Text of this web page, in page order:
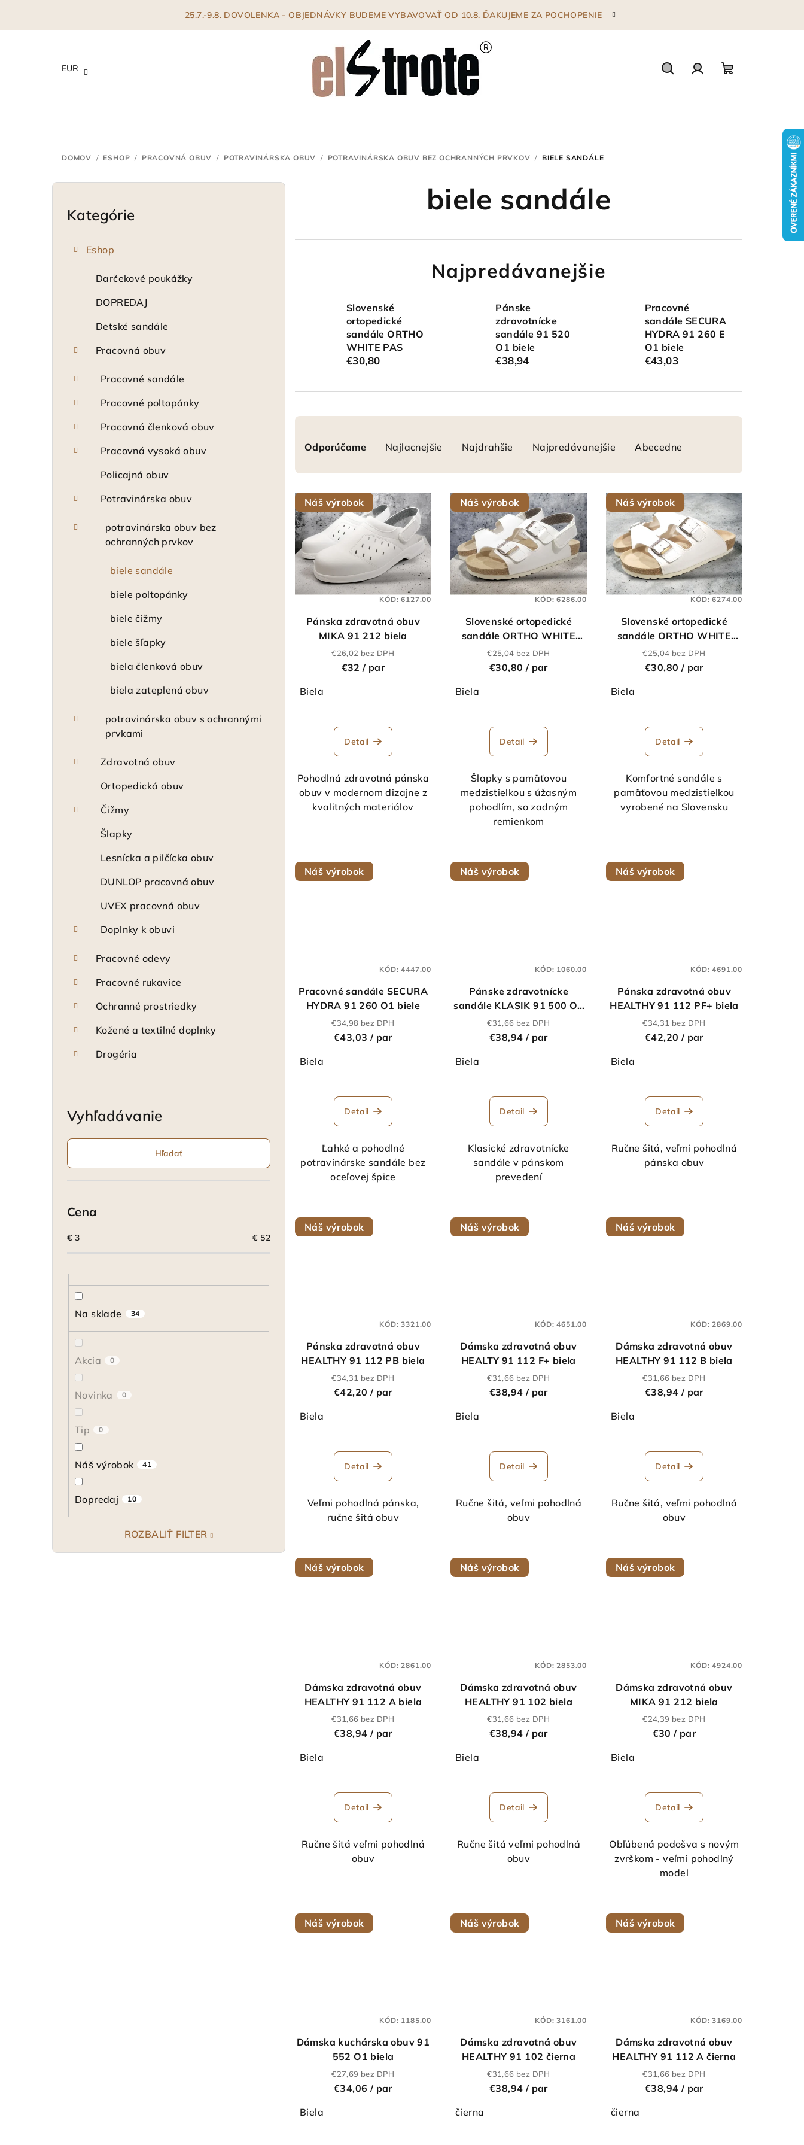
25.7.-9.8. DOVOLENKA - OBJEDNÁVKY BUDEME VYBAVOVAŤ OD 10.8. ĎAKUJEME ZA POCHOPENIE
EUR
DOMOV / ESHOP / PRACOVNÁ OBUV / POTRAVINÁRSKA OBUV / POTRAVINÁRSKA OBUV BEZ OCHRANNÝCH PRVKOV / BIELE SANDÁLE
B
Preskočiť
kategórie
Kategórie
Eshop
Darčekové poukážky
DOPREDAJ
Detské sandále
Pracovná obuv
Pracovné sandále
Pracovné poltopánky
Pracovná členková obuv
Pracovná vysoká obuv
Policajná obuv
Potravinárska obuv
potravinárska obuv bez
ochranných prvkov
biele sandále
biele poltopánky
biele čižmy
biele šľapky
biela členková obuv
biela zateplená obuv
potravinárska obuv s ochrannými
prvkami
Zdravotná obuv
Ortopedická obuv
Čižmy
Šlapky
Lesnícka a pilčícka obuv
DUNLOP pracovná obuv
UVEX pracovná obuv
Doplnky k obuvi
Pracovné odevy
Pracovné rukavice
Ochranné prostriedky
Kožené a textilné doplnky
Drogéria
Vyhľadávanie
Hľadať
Cena
€ 3 € 52
Na sklade 34
Akcia 0
Novinka 0
Tip 0
Náš výrobok 41
Dopredaj 10
ROZBALIŤ FILTER
biele sandále
Najpredávanejšie
Slovenské
ortopedické
sandále ORTHO
WHITE PAS
€30,80
Pánske
zdravotnícke
sandále 91 520
O1 biele
€38,94
Pracovné
sandále SECURA
HYDRA 91 260 E
O1 biele
€43,03
a
d
e
n
i
e
p
u
v
Odporúčame Najlacnejšie Najdrahšie Najpredávanejšie Abecedne
V
ý
p
i
s
u
v
Náš výrobok
Pánska zdravotná obuv
MIKA 91 212 biela
€26,02 bez DPH
€32/ par
Biela
Detail
Pohodlná zdravotná pánska
obuv v modernom dizajne z
kvalitných materiálov
KÓD:6127.00
Náš výrobok
Slovenské ortopedické
sandále ORTHO WHITE
PAS
€25,04 bez DPH
€30,80 / par
Biela
hodnotenie
produktu
je
5,0
5
hviezdičiek.
Detail
Šlapky s pamäťovou
medzistielkou s úžasným
pohodlím, so zadným
remienkom
KÓD:6286.00
Náš výrobok
Slovenské ortopedické
sandále ORTHO WHITE
MICRO
€25,04 bez DPH
€30,80 / par
Biela
hodnotenie
produktu
je
5,0
z
5
Detail
Komfortné sandále s
pamäťovou medzistielkou
vyrobené na Slovensku
KÓD:6274.00
Náš výrobok
Pracovné sandále SECURA
HYDRA 91 260 O1 biele
€34,98 bez DPH
€43,03 / par
Biela
Detail
Ľahké a pohodlné
potravinárske sandále bez
oceľovej špice
KÓD:4447.00
Náš výrobok
Pánske zdravotnícke
sandále KLASIK 91 500 O1
biele
€31,66 bez DPH
€38,94 / par
Biela
Detail
Klasické zdravotnícke
sandále v pánskom
prevedení
KÓD: 1060.00
Náš výrobok
Pánska zdravotná obuv
HEALTHY 91 112 PF+ biela
€34,31 bez DPH
€42,20 / par
Biela
Detail
Ručne šitá, veľmi pohodlná
pánska obuv
KÓD:4691.00
Náš výrobok
Pánska zdravotná obuv
HEALTHY 91 112 PB biela
€34,31 bez DPH
€42,20 / par
Biela
Detail
Veľmi pohodlná pánska,
ručne šitá obuv
KÓD:3321.00
Náš výrobok
Dámska zdravotná obuv
HEALTY 91 112 F+ biela
€31,66 bez DPH
€38,94 / par
Biela
Detail
Ručne šitá, veľmi pohodlná
obuv
KÓD:4651.00
Náš výrobok
Dámska zdravotná obuv
HEALTHY 91 112 B biela
€31,66 bez DPH
€38,94 / par
Biela
hodnotenie
produktu
je
5,0
Detail
Ručne šitá, veľmi pohodlná
obuv
KÓD:2869.00
Náš výrobok
Dámska zdravotná obuv
HEALTHY 91 112 A biela
€31,66 bez DPH
€38,94 / par
Biela
Detail
Ručne šitá veľmi pohodlná
obuv
KÓD:2861.00
Náš výrobok
Dámska zdravotná obuv
HEALTHY 91 102 biela
€31,66 bez DPH
€38,94 / par
Biela
Detail
Ručne šitá veľmi pohodlná
obuv
KÓD:2853.00
Náš výrobok
Dámska zdravotná obuv
MIKA 91 212 biela
€24,39 bez DPH
€30/ par
Biela
Detail
Obľúbená podošva s novým
zvrškom - veľmi pohodlný
model
KÓD:4924.00
Náš výrobok
Dámska kuchárska obuv 91
552 O1 biela
€27,69 bez DPH
€34,06 / par
Biela
KÓD: 1185.00
Náš výrobok
Dámska zdravotná obuv
HEALTHY 91 102 čierna
€31,66 bez DPH
€38,94 / par
čierna
KÓD:3161.00
Náš výrobok
Dámska zdravotná obuv
HEALTHY 91 112 A čierna
€31,66 bez DPH
€38,94 / par
čierna
KÓD:3169.00